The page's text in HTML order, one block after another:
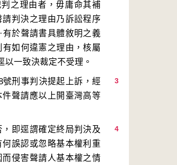
之理由者，毋庸命其補
判決之理由乃訴訟程序
有於聲請書具體敘明之義
有如何違憲之理由，核屬
3
刑事判決提起上訴，經
聲請應以上開臺灣高等
4
即逕謂確定終局判決及
誤認或忽略基本權利重
侵害聲請人基本權之情